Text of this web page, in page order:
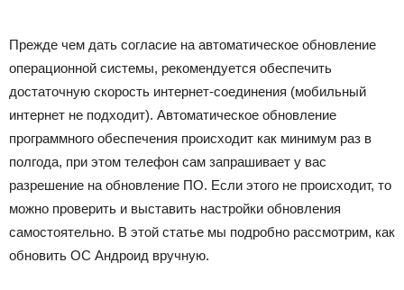
Прежде чем дать согласие на автоматическое обновление
операционной системы, рекомендуется обеспечить
достаточную скорость интернет-соединения (мобильный
интернет не подходит). Автоматическое обновление
программного обеспечения происходит как минимум раз в
полгода, при этом телефон сам запрашивает у вас
разрешение на обновление ПО. Если этого не происходит, то
можно проверить и выставить настройки обновления
самостоятельно. В этой статье мы подробно рассмотрим, как
обновить ОС Андроид вручную.